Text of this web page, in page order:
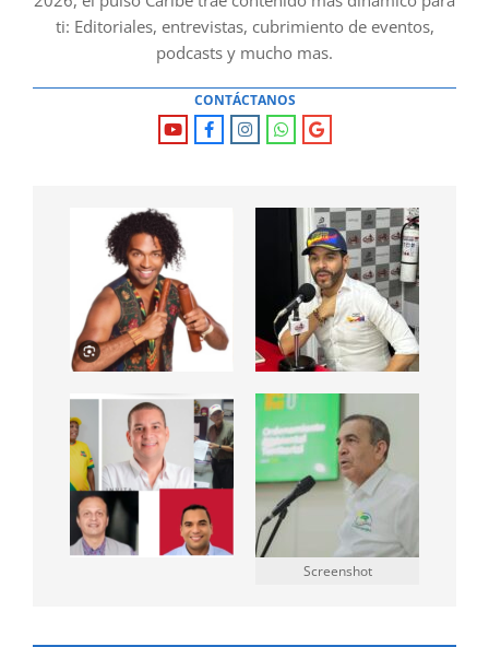
ti: Editoriales, entrevistas, cubrimiento de eventos,
podcasts y mucho mas.
CONTÁCTANOS
Screenshot